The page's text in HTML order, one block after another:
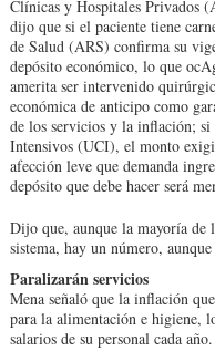
Clínicas y Hospitales Pri­vados
di­jo que si el paciente tiene
de Salud (ARS) confirma su
depósito económico, lo que oc
ameri­ta ser intervenido
económica de anticipo como
de los servicios y la inflación;
Intensivos (UCI), el monto
afección le­ve que demanda
depósito que debe hacer será
Dijo que, aunque la ma­yoría de
sistema, hay un número,
Paralizarán servicios
Mena señaló que la infla­ción
para la alimentación e higiene,
salarios de su perso­nal cada año.